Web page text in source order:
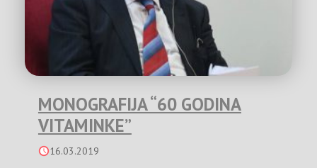
MONOGRAFIJA “60 GODINA
VITAMINKE”
16.03.2019